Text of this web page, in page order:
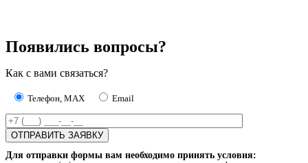
Появились вопросы?
Как с вами связаться?
Телефон, MAX Email
Для отправки формы вам необходимо принять условия: